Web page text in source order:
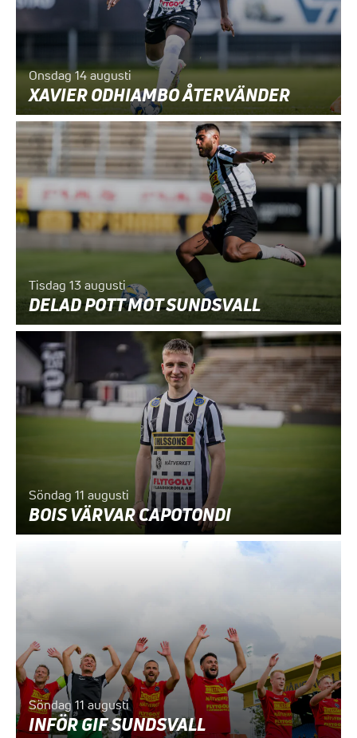
Onsdag 14 augusti
XAVIER ODHIAMBO ÅTERVÄNDER
Tisdag 13 augusti
DELAD POTT MOT SUNDSVALL
Söndag 11 augusti
BOIS VÄRVAR CAPOTONDI
Söndag 11 augusti
INFÖR GIF SUNDSVALL